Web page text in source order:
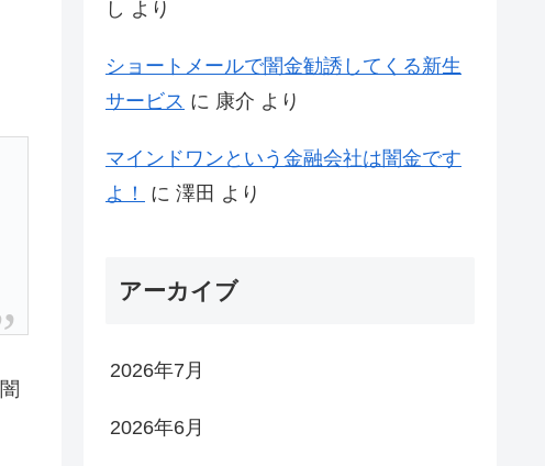
し より
ショートメールで闇金勧誘してくる新生
サービス に 康介 より
マインドワンという金融会社は闇金です
よ！
に 澤田 より
アーカイブ
2026年7月
2026年6月